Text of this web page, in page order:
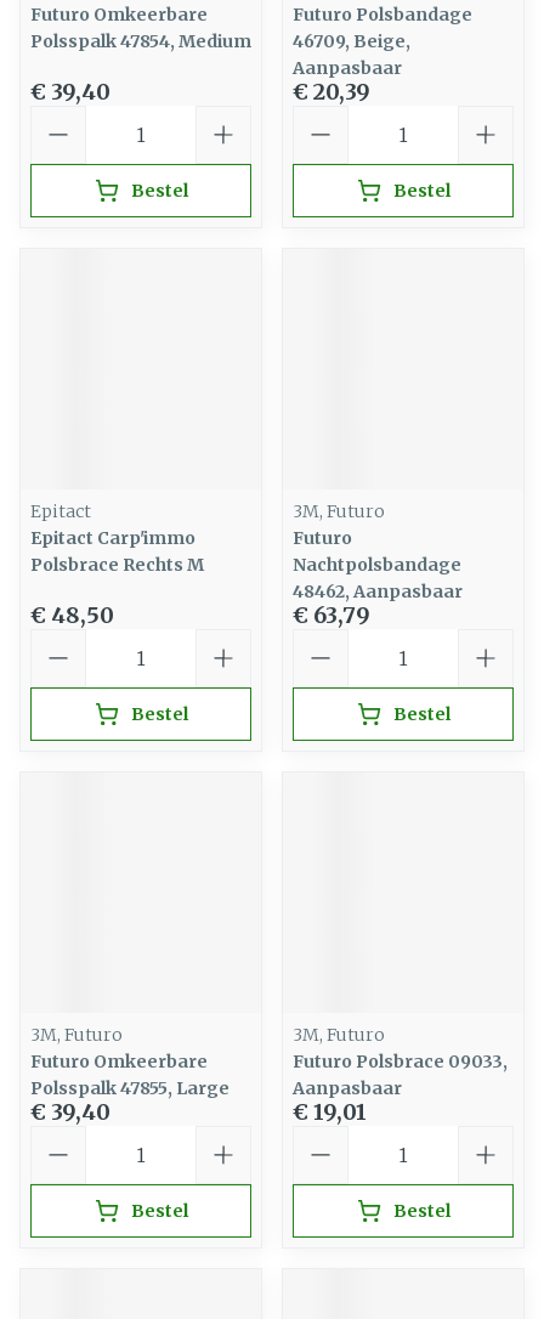
Futuro Omkeerbare
Polsspalk 47854, Medium
€ 39,40
Bestel
Futuro Polsbandage
46709, Beige,
Aanpasbaar
€ 20,39
Bestel
Epitact
Epitact Carp'immo
Polsbrace Rechts M
€ 48,50
Bestel
3M, Futuro
Futuro
Nachtpolsbandage
48462, Aanpasbaar
€ 63,79
Bestel
3M, Futuro
Futuro Omkeerbare
Polsspalk 47855, Large
€ 39,40
Bestel
3M, Futuro
Futuro Polsbrace 09033,
Aanpasbaar
€ 19,01
Bestel